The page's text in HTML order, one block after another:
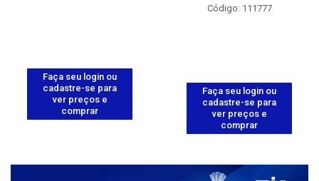
Faça seu login ou
cadastre-se para
ver preços e
comprar
Código: 111777
Faça seu login ou
cadastre-se para
ver preços e
comprar